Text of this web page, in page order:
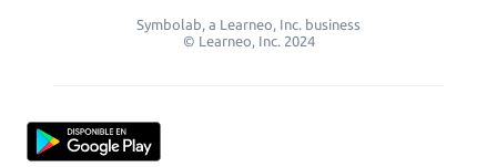
Symbolab, a Learneo, Inc. business
© Learneo, Inc. 2024